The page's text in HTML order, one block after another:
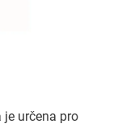
je určena pro